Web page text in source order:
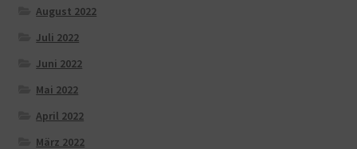
August 2022
Juli 2022
Juni 2022
Mai 2022
April 2022
März 2022